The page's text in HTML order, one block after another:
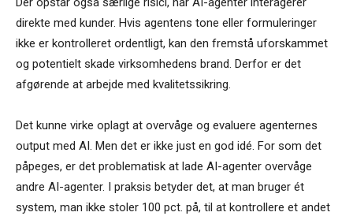
direkte med kunder. Hvis agentens tone eller formuleringer
ikke er kontrolleret ordentligt, kan den fremstå uforskammet
og potentielt skade virksomhedens brand. Derfor er det
afgørende at arbejde med kvalitetssikring.
Det kunne virke oplagt at overvåge og evaluere agenternes
output med AI. Men det er ikke just en god idé. For som det
påpeges, er det problematisk at lade AI-agenter overvåge
andre AI-agenter. I praksis betyder det, at man bruger ét
system, man ikke stoler 100 pct. på, til at kontrollere et andet